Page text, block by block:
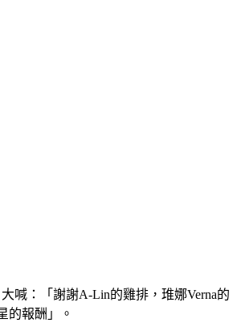
喊：「謝謝A-Lin的雞排，琟娜Verna的
的報酬」。